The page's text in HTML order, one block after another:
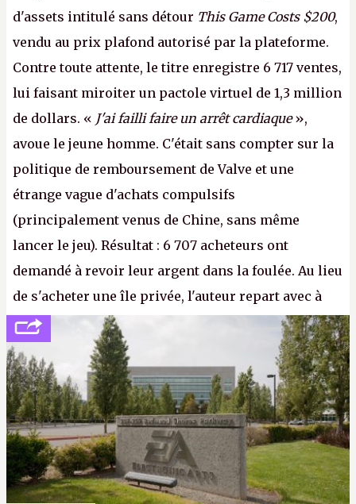
d'assets intitulé sans détour This Game Costs $200,
vendu au prix plafond autorisé par la plateforme.
Contre toute attente, le titre enregistre 6 717 ventes,
lui faisant miroiter un pactole virtuel de 1,3 million
de dollars. « J'ai failli faire un arrêt cardiaque»,
avoue le jeune homme. C'était sans compter sur la
politique de remboursement de Valve et une
étrange vague d'achats compulsifs
(principalement venus de Chine, sans même
lancer le jeu). Résultat : 6 707 acheteurs ont
demandé à revoir leur argent dans la foulée. Au lieu
de s'acheter une île privée, l'auteur repart avec à
peine 2 000 dollars en poche. C'est toujours plus
cher payé que le temps passé à dev, mais ça
apprendra aux petits malins qu'on ne braque pas
Gabe Newell aussi facilement.P.